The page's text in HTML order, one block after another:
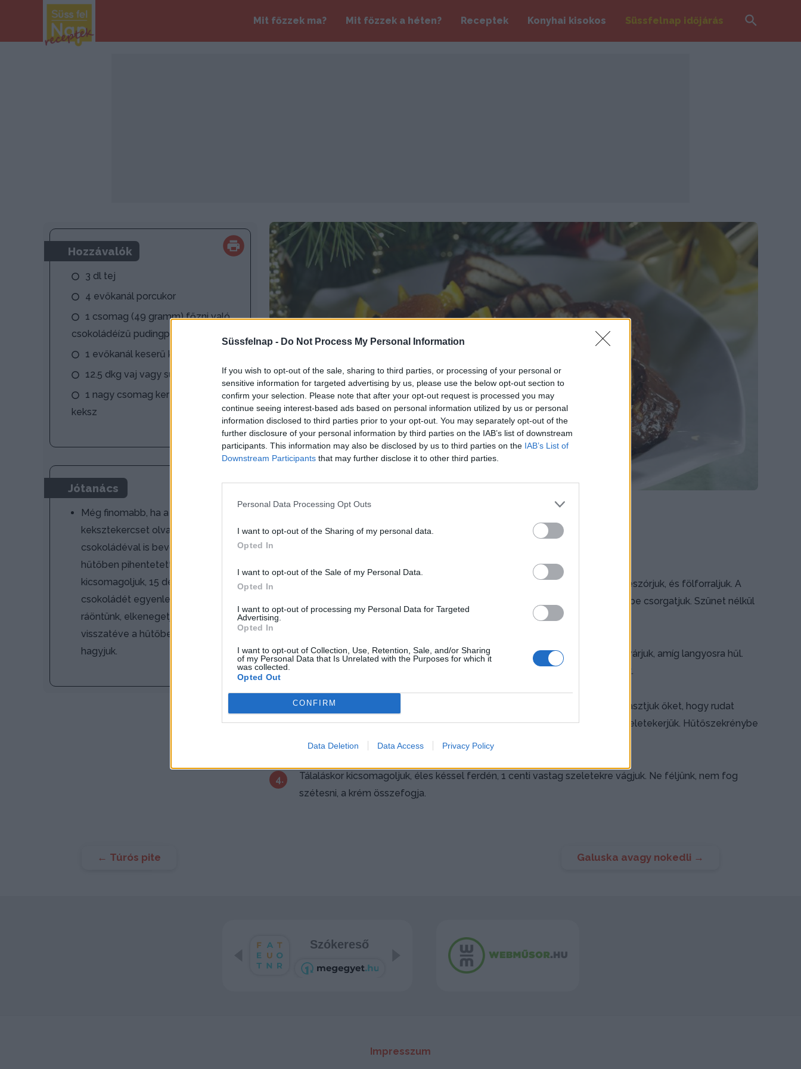
Süssfelnap - Do Not Process My Personal Information
If you wish to opt-out of the sale, sharing to third parties, or processing of your personal or
sensitive information for targeted advertising by us, please use the below opt-out section to
confirm your selection. Please note that after your opt-out request is processed you may
continue seeing interest-based ads based on personal information utilized by us or personal
information disclosed to third parties prior to your opt-out. You may separately opt-out of the
further disclosure of your personal information by third parties on the IAB’s list of downstream
participants. This information may also be disclosed by us to third parties on the IAB’s List of
Downstream Participants that may further disclose it to other third parties.
Personal Data Processing Opt Outs
I want to opt-out of the Sharing of my personal data.
Opted In
I want to opt-out of the Sale of my Personal Data.
Opted In
I want to opt-out of processing my Personal Data for Targeted
Advertising.
Opted In
I want to opt-out of Collection, Use, Retention, Sale, and/or Sharing
of my Personal Data that Is Unrelated with the Purposes for which it
was collected.
Opted Out
CONFIRM
Data Deletion Data Access Privacy Policy
Mit főzzek ma? Mit főzzek a héten? Receptek Konyhai kisokos Süssfelnap időjárás Search
Hozzávalók
3 dl tej
4 evőkanál porcukor
1 csomag (49 gramm) főzni való
csokoládéízű pudingpor
1 evőkanál keserű kakaópor
12.5 dkg vaj vagy sütőmargarin
1 nagy csomag kerek háztartási
keksz
Jótanács
Még finomabb, ha a
keksztekercset olvasztott
csokoládéval is bevonjuk. Ehhez a
hűtőben pihentetett rudat
kicsomagoljuk, 15 deka olvasztott
csokoládét egyenletesen
ráöntünk, elkenegetjük, és
visszatéve a hűtőbe dermedni
hagyjuk.
Zebrakeksz
Krémet főzünk. Ehhez 2 deci tejet egy kis lábasba öntünk, a porcukrot beleszórjuk, és fölforraljuk. A
pudingport és a kakaót, a maradék tejjel elkeverjük, majd lassan a forró tejbe csorgatjuk. Szünet nélkül
kevergetve kis lángon addig főzzük, amíg sűrű pudingot nem kapunk.
2.
Ezután levesszük a tűzről, a vajat (margarint) jól elkeverjük benne és megvárjuk, amíg langyosra hűl.
Egy nagy, hosszúkás tálcára, kb. 40 centi hosszú alufólia darabot fektetünk.
A kekszeket egyenként megkenjük a kakaós krémmel, és egymáshoz tapasztjuk őket, hogy rudat
alkossanak. Ezt a kekszrudat az alufólia közepére fektetjük, és szorosan beletekerjük. Hűtőszekrénybe
tesszük és 1 napon át pihenni hagyjuk.
4.
Tálaláskor kicsomagoljuk, éles késsel ferdén, 1 centi vastag szeletekre vágjuk. Ne féljünk, nem fog
szétesni, a krém összefogja.
navigáció
← Túrós pite Galuska avagy nokedli →
Szókereső Tetris
Impresszum